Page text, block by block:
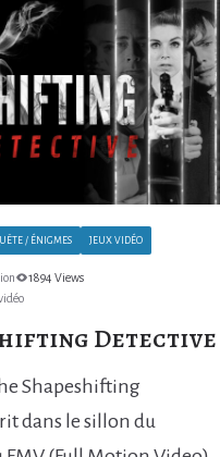
/ ÉNIGMES JEUX VIDÉO
1894 Views
Detective
Shapeshifting
dans le sillon du